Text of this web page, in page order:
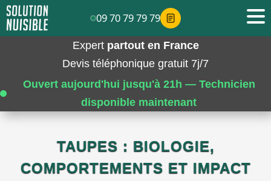
Expert partout en France
Devis téléphonique gratuit 7j/7
Ouvert aujourd'hui jusqu'à 21h — Technicien
disponible maintenant
TAUPES : BIOLOGIE,
COMPORTEMENTS ET IMPACT
09 70 79 79 79